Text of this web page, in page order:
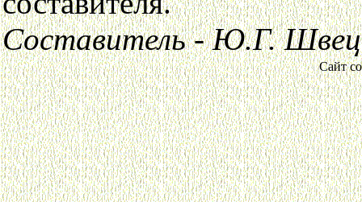
Составитель - Ю.Г.
Сайт